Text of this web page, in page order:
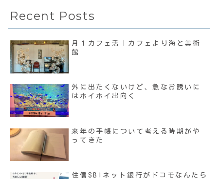
Recent Posts
月１カフェ活｜カフェより海と美術
館
外に出たくないけど、急なお誘いに
はホイホイ出向く
来年の手帳について考える時期がや
ってきた
住信SBIネット銀行がドコモなんたら